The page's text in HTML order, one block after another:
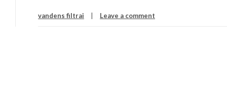
vandens filtrai Leave a comment